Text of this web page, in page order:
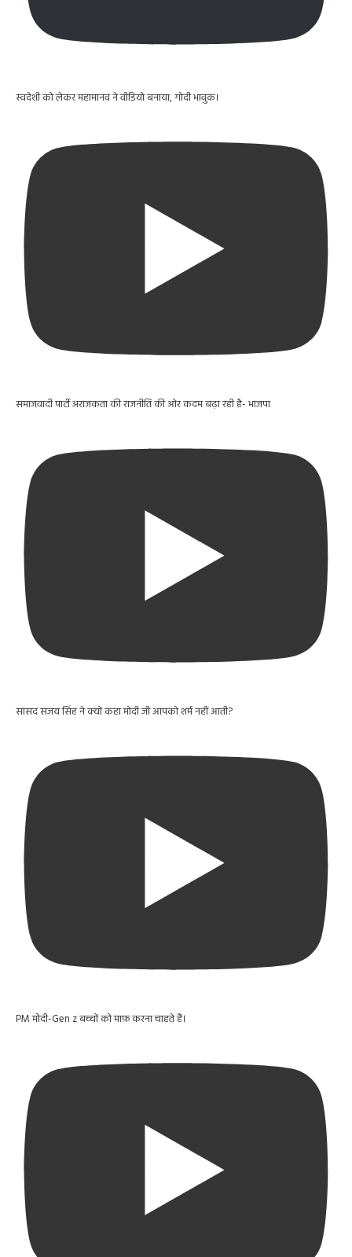
स्वदेशी को लेकर महामानव ने वीडियो बनाया, गोदी भावुक।
समाजवादी पार्टी अराजकता की राजनीति की ओर कदम बढ़ा रही है- भाजपा
सांसद संजय सिंह ने क्यों कहा मोदी जी आपको शर्म नहीं आती?
PM मोदी-Gen z बच्चों को माफ़ करना चाहते हैं।